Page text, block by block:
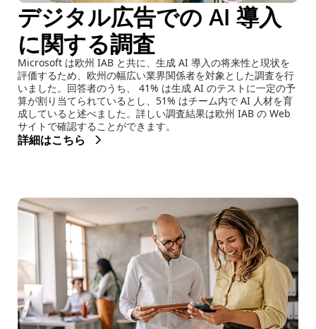
デジタル広告での AI 導入
に関する調査
Microsoft は欧州 IAB と共に、生成 AI 導入の将来性と現状を
評価するため、欧州の幅広い業界関係者を対象とした調査を行
いました。回答者のうち、 41% は生成 AI のテストに一定の予
算が割り当てられているとし、51% はチーム内で AI 人材を育
成していると述べました。詳しい調査結果は欧州 IAB の Web
サイトで確認することができます。
詳細はこちら(opens new window)